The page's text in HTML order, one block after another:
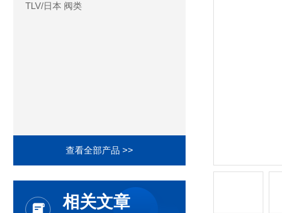
TLV/日本 阀类
查看全部产品 >>
相关文章